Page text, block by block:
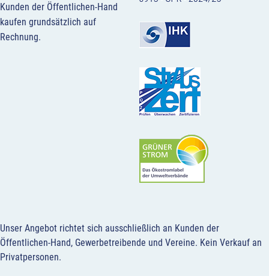
Kunden der Öffentlichen-Hand
kaufen grundsätzlich auf
Rechnung.
Unser Angebot richtet sich ausschließlich an Kunden der
Öffentlichen-Hand, Gewerbetreibende und Vereine. Kein Verkauf an
Privatpersonen.